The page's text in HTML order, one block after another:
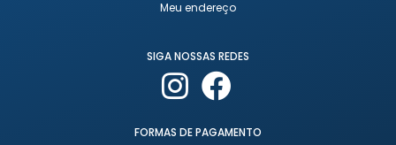
Meu endereço
SIGA NOSSAS REDES
FORMAS DE PAGAMENTO